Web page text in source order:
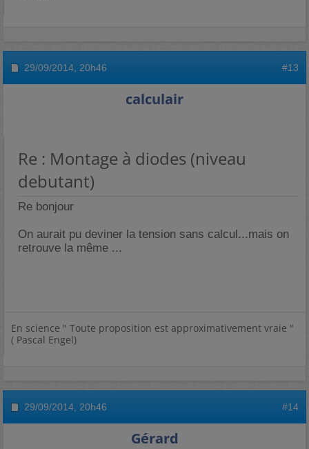
29/09/2014, 20h46 #13
calculair
Re : Montage à diodes (niveau
debutant)
Re bonjour
On aurait pu deviner la tension sans calcul...mais on
retrouve la même ...
En science " Toute proposition est approximativement vraie "
( Pascal Engel)
29/09/2014, 20h46 #14
Gérard